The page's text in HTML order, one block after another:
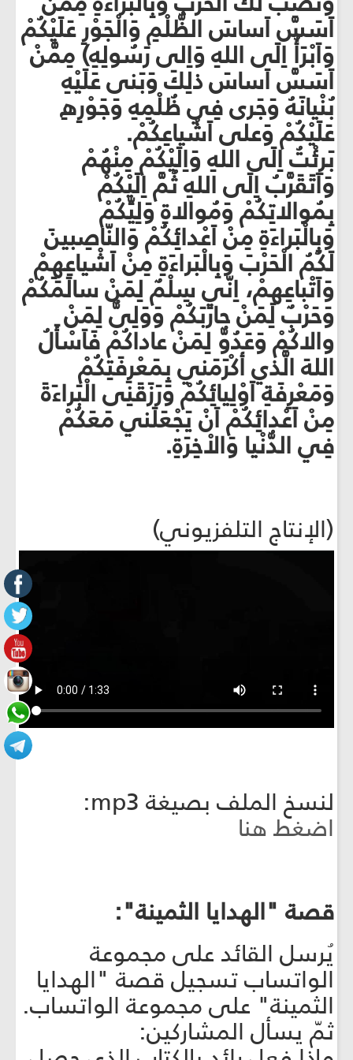
اَسَسَّ اَساسَ الظُّلْمِ وَالْجَوْرِ عَلَيْكُمْ
وَاَبْرَأُ اِلَى اللهِ وَاِلى رَسُولِهِ) مِمَّنْ
اَسَسَّ اَساسَ ذلِكَ وَبَنى عَلَيْهِ
بُنْيانَهُ وَجَرى فِي ظُلْمِهِ وَجَوْرِهِ
عَلَيْكُمْ وَعلى اَشْياعِكُمْ.
بَرِئْتُ اِلَى اللهِ وَاِلَيْكُمْ مِنْهُمْ
وَاَتَقَرَّبُ اِلَى اللهِ ثُمَّ اِلَيْكُمْ
بِمُوالاتِكُمْ وَمُوالاةِ وَلِيِّكُمْ
وَبِالْبَراءَةِ مِنْ اَعْدائِكُمْ وَالنّاصِبينَ
لَكُمُ الْحَرْبَ وَبِالْبَراءَةِ مِنْ اَشْياعِهِمْ
وَاَتْباعِهِمْ، اِنّي سِلْمٌ لِمَنْ سالَمَكُمْ
وَحَرْبٌ لِمَنْ حارَبَكُمْ وَوَلِىٌّ لِمَنْ
والاكُمْ وَعَدُوٌّ لِمَنْ عاداكُمْ فَاَسْأَلُ
اللهَ الَّذي أكْرَمَني بِمَعْرِفَتِكُمْ
وَمَعْرِفَةِ اَوْلِيائِكُمْ وَرَزَقَنِى الْبَراءَةَ
مِنْ اَعْدائِكُمْ اَنْ يَجْعَلَني مَعَكُمْ
فِي الدُّنْيا وَالاْخِرَةِ.
(الإنتاج التلفزيوني)
لنسخ الملف بصيغة mp3:
اضغط هنا
قصة "الهدايا الثمينة":
يُرسل القائد على مجموعة
الواتساب تسجيل قصة "الهدايا
الثمينة" على مجموعة الواتساب.
ثمّ يسأل المشاركين: